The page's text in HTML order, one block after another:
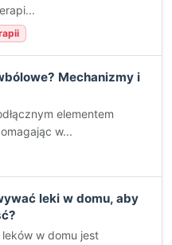
Mechanizmy i
elementem
w...
leki w domu, aby
w domu jest